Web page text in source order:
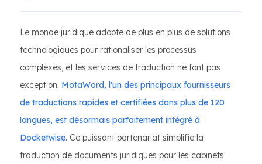
Le monde juridique adopte de plus en plus de solutions
technologiques pour rationaliser les processus
complexes, et les services de traduction ne font pas
exception. MotaWord, l'un des principaux fournisseurs
de traductions rapides et certifiées dans plus de 120
langues, est désormais parfaitement intégré à
Docketwise. Ce puissant partenariat simplifie la
traduction de documents juridiques pour les cabinets